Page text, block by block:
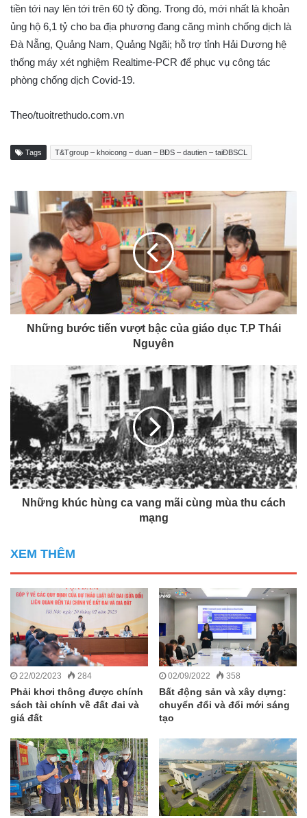
tiền tới nay lên tới trên 60 tỷ đồng. Trong đó, mới nhất là khoản
ủng hộ 6,1 tỷ cho ba địa phương đang căng mình chống dịch là
Đà Nẵng, Quảng Nam, Quảng Ngãi; hỗ trợ tỉnh Hải Dương hệ
thống máy xét nghiệm Realtime-PCR để phục vụ công tác
phòng chống dịch Covid-19.
Theo/tuoitrethudo.com.vn
Tags T&Tgroup – khoicong – duan – BĐS – dautien – taiĐBSCL
Những bước tiến vượt bậc của giáo dục T.P Thái
Nguyên
Những khúc hùng ca vang mãi cùng mùa thu cách
mạng
XEM THÊM
22/02/2023 284
Phải khơi thông được chính
sách tài chính về đất đai và
giá đất
02/09/2022 358
Bất động sản và xây dựng:
chuyển đổi và đổi mới sáng
tạo